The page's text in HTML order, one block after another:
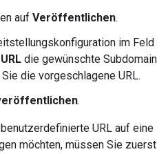
auf Veröffentlichen.
im Feld
die gewünschte Subdomain
die vorgeschlagene URL.
.
URL auf eine
möchten, müssen Sie zuerst